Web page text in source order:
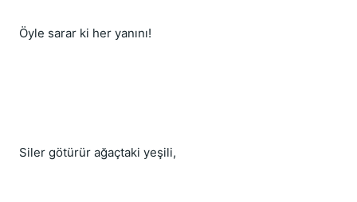
Öyle sarar ki her yanını!
Siler götürür ağaçtaki yeşili,